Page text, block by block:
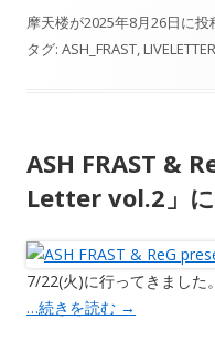
摩天楼が2025年8月26日に投
タグ: ASH_FRAST,LIVELETTER
ASH FRAST &
Letter vol.2」
7/22(火)に行ってきました。
…続きを読む →